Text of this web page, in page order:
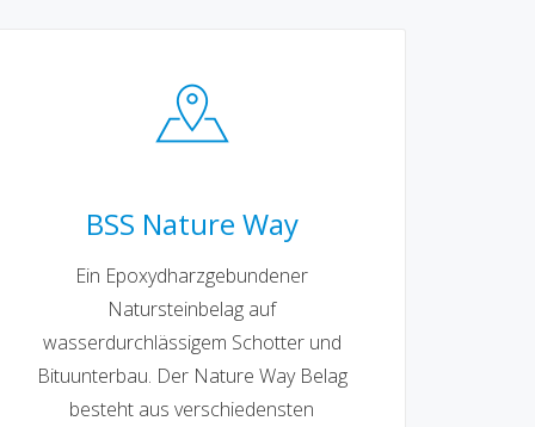
BSS Nature Way
Ein Epoxydharzgebundener
Natursteinbelag auf
wasserdurchlässigem Schotter und
Bituunterbau. Der Nature Way Belag
besteht aus verschiedensten